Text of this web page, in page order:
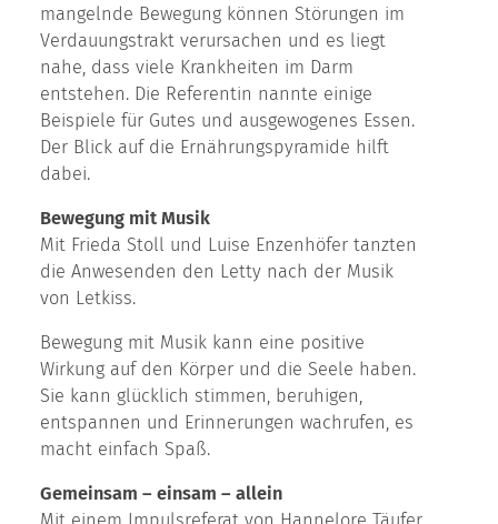
mangelnde Bewegung können Störungen im
Verdauungstrakt verursachen und es liegt
nahe, dass viele Krankheiten im Darm
entstehen. Die Referentin nannte einige
Beispiele für Gutes und ausgewogenes Essen.
Der Blick auf die Ernährungspyramide hilft
dabei.
Bewegung mit Musik
Mit Frieda Stoll und Luise Enzenhöfer tanzten
die Anwesenden den Letty nach der Musik
von Letkiss.
Bewegung mit Musik kann eine positive
Wirkung auf den Körper und die Seele haben.
Sie kann glücklich stimmen, beruhigen,
entspannen und Erinnerungen wachrufen, es
macht einfach Spaß.
Gemeinsam – einsam – allein